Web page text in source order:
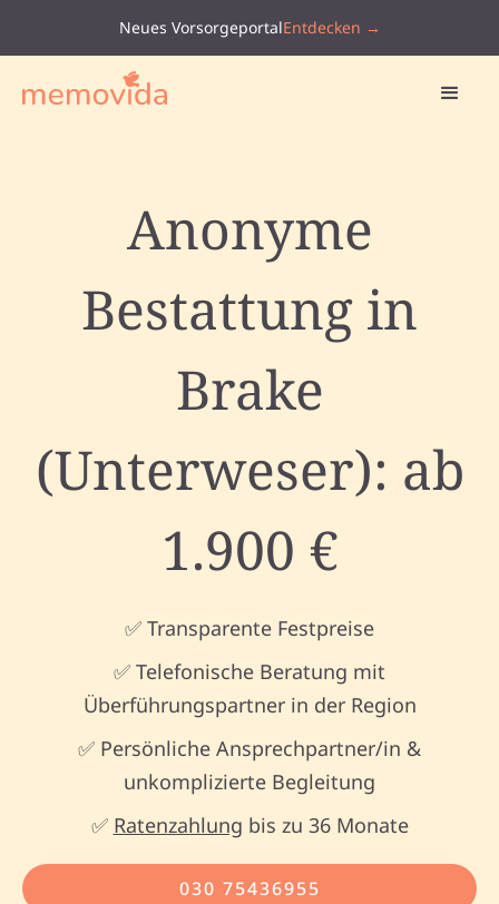
Neues VorsorgeportalEntdecken →
Anonyme
Bestattung in
Brake
(Unterweser): ab
1.900 €
✅ Transparente Festpreise
✅ Telefonische Beratung mit
Überführungspartner in der Region
✅ Persönliche Ansprechpartner/in &
unkomplizierte Begleitung
✅ Ratenzahlung bis zu 36 Monate
030 75436955